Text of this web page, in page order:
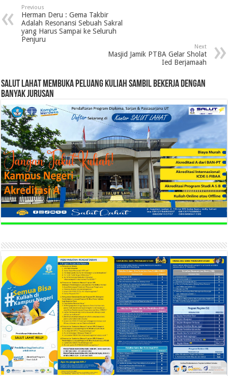
Previous
Herman Deru : Gema Takbir
Adalah Resonansi Sebuah Sakral
yang Harus Sampai ke Seluruh
Penjuru
Next
Masjid Jamik PTBA Gelar Sholat
Ied Berjamaah
SALUT LAHAT MEMBUKA PELUANG KULIAH SAMBIL BEKERJA DENGAN
BANYAK JURUSAN